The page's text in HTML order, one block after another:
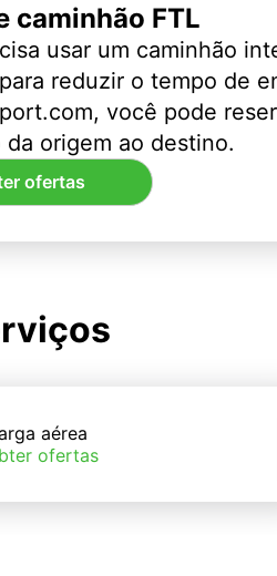
caminhão FTL
usar um caminhão
reduzir o tempo de
você pode
da origem ao destino.
ofertas
aérea
ofertas